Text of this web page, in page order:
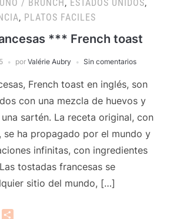
/ BRUNCH, ESTADOS UNIDOS,
, PLATOS FACILES
*** French toast
por Valérie Aubry Sin comentarios
French toast en inglés, son
con una mezcla de huevos y
sartén. La receta original, con
se ha propagado por el mundo y
infinitas, con ingredientes
tostadas francesas se
sitio del mundo, […]
Email